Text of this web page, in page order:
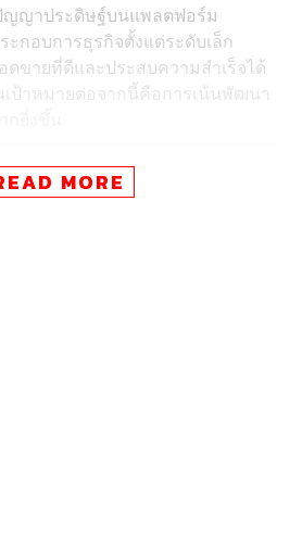
ญญาประดิษฐ์บนแพลตฟอร์ม
ะกอบการธุรกิจตั้งแต่ระดับเล็ก
ขายที่ดีและประสบความสำเร็จได้
ป้าหมายต่อจากนี้คือการเน้นพัฒนา
ว็บไซต์ข่าวเทคโนโลยีคุณภาพ วันนี้
ำคัญของ Blognone ที่จัดงานสัมมนา
MORE